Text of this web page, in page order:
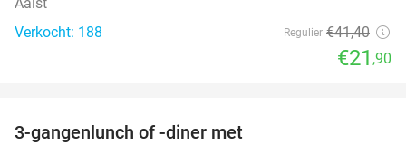
Verkocht: 188
Regulier €41,40
€21 ,90
3-gangenlunch of -diner met